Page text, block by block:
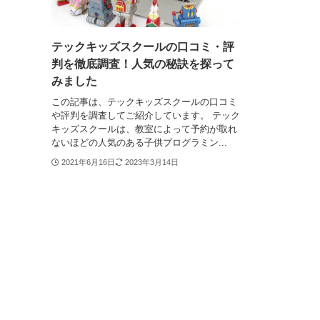
テックキッズスクールの口コミ・評
判を徹底調査！人気の秘訣を探って
みました
この記事は、テックキッズスクールの口コミ
や評判を調査してご紹介しています。 テック
キッズスクールは、教室によって予約が取れ
ないほどの人気のある子供プログラミン...
2021年6月16日 2023年3月14日